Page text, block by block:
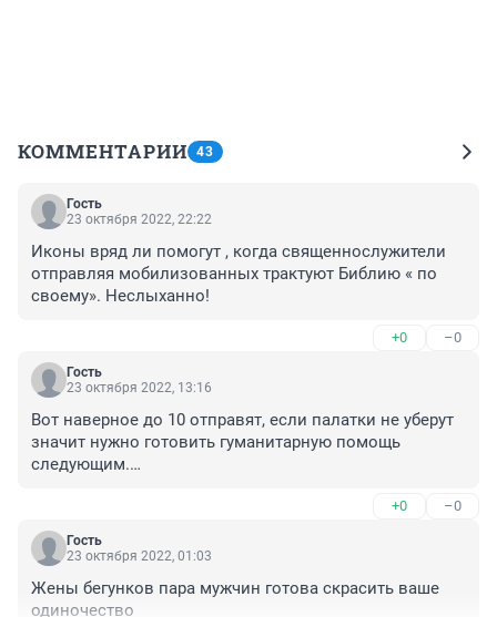
КОММЕНТАРИИ 43
Гость
23 октября 2022, 22:22
Иконы вряд ли помогут , когда священнослужители
отправляя мобилизованных трактуют Библию « по
своему». Неслыханно!
+0 –0
Гость
23 октября 2022, 13:16
Вот наверное до 10 отправят, если палатки не уберут
значит нужно готовить гуманитарную помощь
следующим.
"Ударим гуманитарной помощью по тыловому
+0 –0
Гость
23 октября 2022, 01:03
Жены бегунков пара мужчин готова скрасить ваше
одиночество